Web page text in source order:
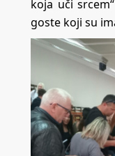
koja uči
goste koji su